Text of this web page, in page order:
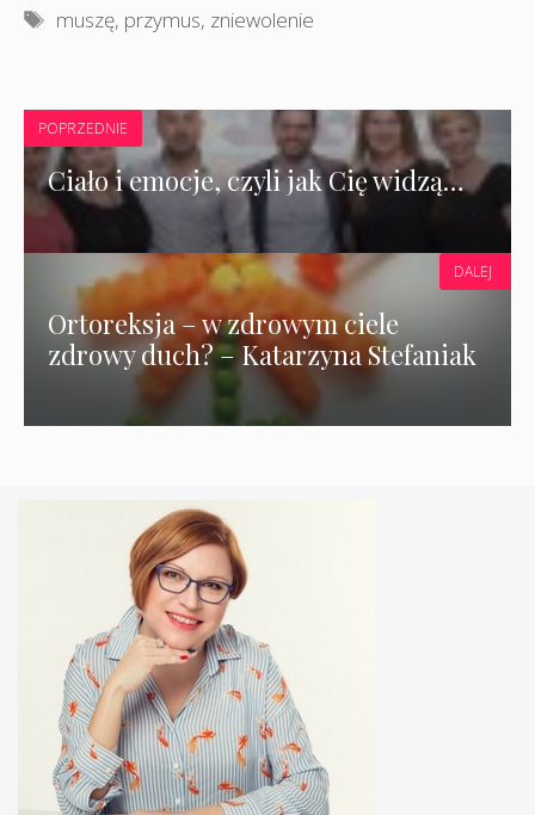
Tagi
muszę, przymus, zniewolenie
POPRZEDNIE
Ciało i emocje, czyli jak Cię widzą…
Ortoreksja – w zdrowym ciele
zdrowy duch? – Katarzyna Stefaniak
DALEJ